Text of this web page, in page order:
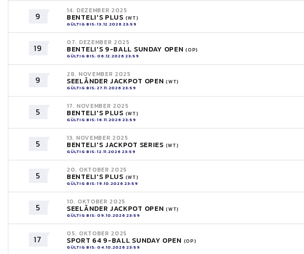
9
14. DEZEMBER 2025
BENTELI'S PLUS (WT)
GÜLTIG BIS: 13.12.2026 23:59
19
07. DEZEMBER 2025
BENTELI'S 9-BALL SUNDAY OPEN(OP)
GÜLTIG BIS: 06.12.2026 23:59
9
28. NOVEMBER 2025
SEELÄNDER JACKPOT OPEN(WT)
GÜLTIG BIS: 27.11.2026 23:59
5
17. NOVEMBER 2025
BENTELI'S PLUS (WT)
GÜLTIG BIS: 16.11.2026 23:59
5
13. NOVEMBER 2025
BENTELI'S JACKPOT SERIES (WT)
GÜLTIG BIS: 12.11.2026 23:59
5
20. OKTOBER 2025
BENTELI'S PLUS (WT)
GÜLTIG BIS: 19.10.2026 23:59
5
10. OKTOBER 2025
SEELÄNDER JACKPOT OPEN(WT)
GÜLTIG BIS: 09.10.2026 23:59
17
05. OKTOBER 2025
SPORT 64 9-BALL SUNDAY OPEN (OP)
GÜLTIG BIS: 04.10.2026 23:59